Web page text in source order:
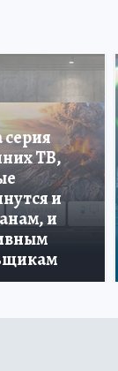
ТВ,
и
и